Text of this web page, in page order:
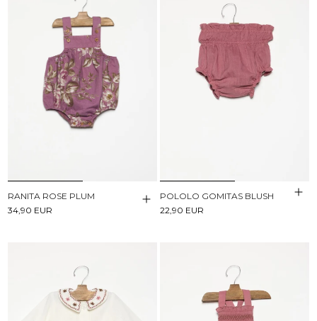
RANITA ROSE PLUM
34,90 EUR
POLOLO GOMITAS BLUSH
22,90 EUR